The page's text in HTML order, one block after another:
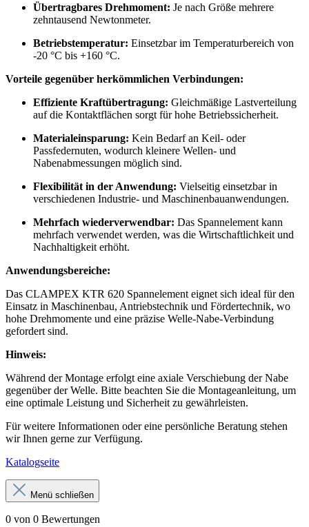
Übertragbares Drehmoment: Je nach Größe mehrere
zehntausend Newtonmeter.
Betriebstemperatur: Einsetzbar im Temperaturbereich von
-20 °C bis +160 °C.
Vorteile gegenüber herkömmlichen Verbindungen:
Effiziente Kraftübertragung: Gleichmäßige Lastverteilung
auf die Kontaktflächen sorgt für hohe Betriebssicherheit.
Materialeinsparung: Kein Bedarf an Keil- oder
Passfedernuten, wodurch kleinere Wellen- und
Nabenabmessungen möglich sind.
Flexibilität in der Anwendung: Vielseitig einsetzbar in
verschiedenen Industrie- und Maschinenbauanwendungen.
Mehrfach wiederverwendbar: Das Spannelement kann
mehrfach verwendet werden, was die Wirtschaftlichkeit und
Nachhaltigkeit erhöht.
Anwendungsbereiche:
Das CLAMPEX KTR 620 Spannelement eignet sich ideal für den
Einsatz in Maschinenbau, Antriebstechnik und Fördertechnik, wo
hohe Drehmomente und eine präzise Welle-Nabe-Verbindung
gefordert sind.
Hinweis:
Während der Montage erfolgt eine axiale Verschiebung der Nabe
gegenüber der Welle. Bitte beachten Sie die Montageanleitung, um
eine optimale Leistung und Sicherheit zu gewährleisten.
Für weitere Informationen oder eine persönliche Beratung stehen
wir Ihnen gerne zur Verfügung.
Katalogseite
Menü schließen
0 von 0 Bewertungen